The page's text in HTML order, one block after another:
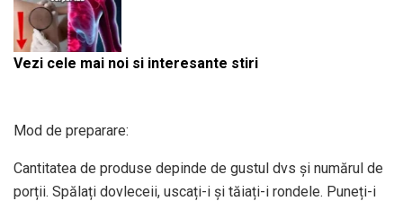
Vezi cele mai noi si interesante stiri
Mod de preparare:
Cantitatea de produse depinde de gustul dvs și numărul de
porții. Spălați dovleceii, uscați-i și tăiați-i rondele. Puneți-i